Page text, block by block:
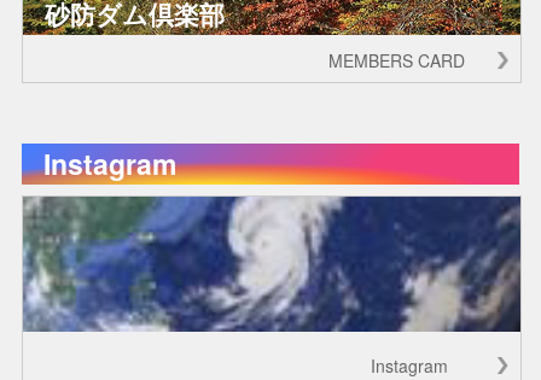
砂防ダム倶楽部
MEMBERS CARD
Instagram
Instagram